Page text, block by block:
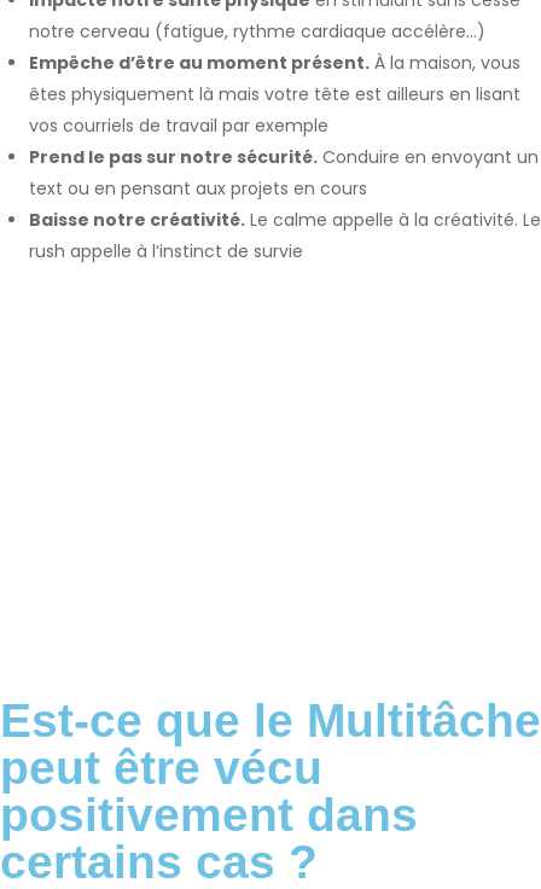
notre cerveau (fatigue, rythme cardiaque accélère…)
Empêche d’être au moment présent. À la maison, vous
êtes physiquement là mais votre tête est ailleurs en lisant
vos courriels de travail par exemple
Prend le pas sur notre sécurité. Conduire en envoyant un
text ou en pensant aux projets en cours
Baisse notre créativité. Le calme appelle à la créativité. Le
rush appelle à l’instinct de survie
Est-ce que le Multitâche
peut être vécu
positivement dans
certains cas ?